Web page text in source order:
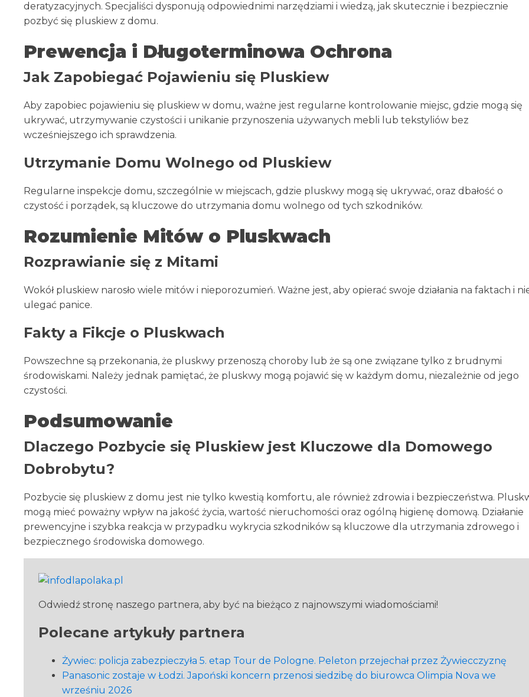
deratyzacyjnych. Specjaliści dysponują odpowiednimi narzędziami i wiedzą, jak skutecznie i bezpiecznie
pozbyć się pluskiew z domu.
Prewencja i Długoterminowa Ochrona
Jak Zapobiegać Pojawieniu się Pluskiew
Aby zapobiec pojawieniu się pluskiew w domu, ważne jest regularne kontrolowanie miejsc, gdzie mogą się
ukrywać, utrzymywanie czystości i unikanie przynoszenia używanych mebli lub tekstyliów bez
wcześniejszego ich sprawdzenia.
Utrzymanie Domu Wolnego od Pluskiew
Regularne inspekcje domu, szczególnie w miejscach, gdzie pluskwy mogą się ukrywać, oraz dbałość o
czystość i porządek, są kluczowe do utrzymania domu wolnego od tych szkodników.
Rozumienie Mitów o Pluskwach
Rozprawianie się z Mitami
Wokół pluskiew narosło wiele mitów i nieporozumień. Ważne jest, aby opierać swoje działania na faktach i
ulegać panice.
Fakty a Fikcje o Pluskwach
Powszechne są przekonania, że pluskwy przenoszą choroby lub że są one związane tylko z brudnymi
środowiskami. Należy jednak pamiętać, że pluskwy mogą pojawić się w każdym domu, niezależnie od jego
czystości.
Podsumowanie
Dlaczego Pozbycie się Pluskiew jest Kluczowe dla Domowego
Dobrobytu?
Pozbycie się pluskiew z domu jest nie tylko kwestią komfortu, ale również zdrowia i bezpieczeństwa.
mogą mieć poważny wpływ na jakość życia, wartość nieruchomości oraz ogólną higienę domową. Działanie
prewencyjne i szybka reakcja w przypadku wykrycia szkodników są kluczowe dla utrzymania zdrowego i
bezpiecznego środowiska domowego.
Odwiedź stronę naszego partnera, aby być na bieżąco z najnowszymi wiadomościami!
Polecane artykuły partnera
Żywiec: policja zabezpieczyła 5. etap Tour de Pologne. Peleton przejechał przez Żywiecczyznę
Panasonic zostaje w Łodzi. Japoński koncern przenosi siedzibę do biurowca Olimpia Nova we
wrześniu 2026